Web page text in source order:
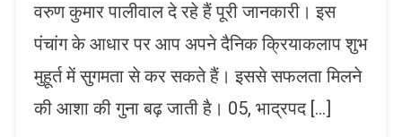
वरुण कुमार पालीवाल दे रहे हैं पूरी जानकारी। इस
पंचांग के आधार पर आप अपने दैनिक क्रियाकलाप शुभ
मुहूर्त में सुगमता से कर सकते हैं। इससे सफलता मिलने
की आशा की गुना बढ़ जाती है। 05, भाद्रपद […]